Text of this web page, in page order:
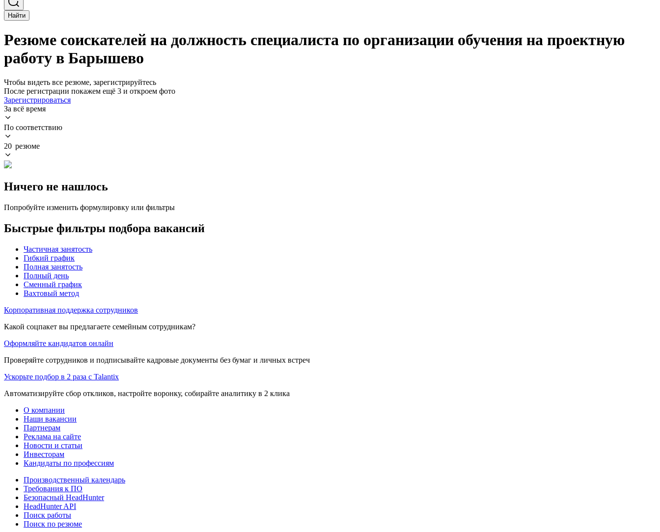
Найти
Резюме соискателей на должность специалиста по организации обучения на проектную
работу в Барышево
Чтобы видеть все резюме, зарегистрируйтесь
После регистрации покажем ещё 3 и откроем фото
Зарегистрироваться
За всё время
По соответствию
20 резюме
Ничего не нашлось
Попробуйте изменить формулировку или фильтры
Быстрые фильтры подбора вакансий
Частичная занятость
Гибкий график
Полная занятость
Полный день
Сменный график
Вахтовый метод
Корпоративная поддержка сотрудников
Какой соцпакет вы предлагаете семейным сотрудникам?
Оформляйте кандидатов онлайн
Проверяйте сотрудников и подписывайте кадровые документы без бумаг и личных встреч
Ускорьте подбор в 2 раза с Talantix
Автоматизируйте сбор откликов, настройте воронку, собирайте аналитику в 2 клика
О компании
Наши вакансии
Партнерам
Реклама на сайте
Новости и статьи
Инвесторам
Кандидаты по профессиям
Производственный календарь
Требования к ПО
Безопасный HeadHunter
HeadHunter API
Поиск работы
Поиск по резюме